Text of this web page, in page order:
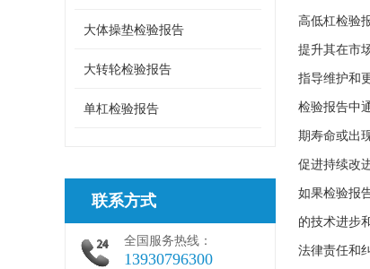
大体操垫检验报告
大转轮检验报告
单杠检验报告
联系方式
全国服务热线：
13930796300
高低杠检验
提升其在市
指导维护和
检验报告中
期寿命或出
促进持续改
如果检验报
的技术进步
法律责任和